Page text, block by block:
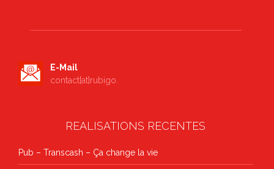
E-Mail
contact[at]rubigo.
REALISATIONS RECENTES
Pub – Transcash – Ça change la vie